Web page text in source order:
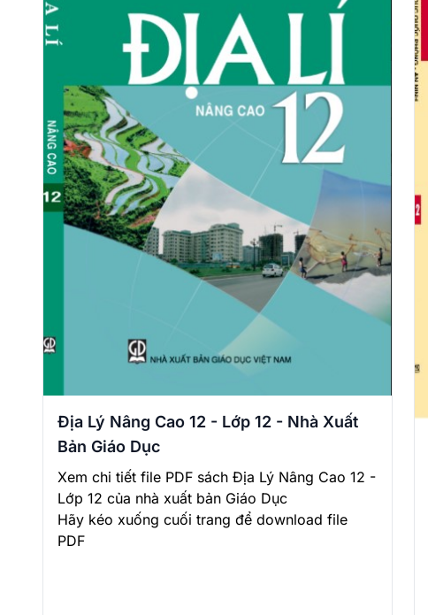
Địa Lý Nâng Cao 12 - Lớp 12 - Nhà Xuất
Bản Giáo Dục
Xem chi tiết file PDF sách Địa Lý Nâng Cao 12 -
Lớp 12 của nhà xuất bản Giáo Dục
Hãy kéo xuống cuối trang để download file
PDF